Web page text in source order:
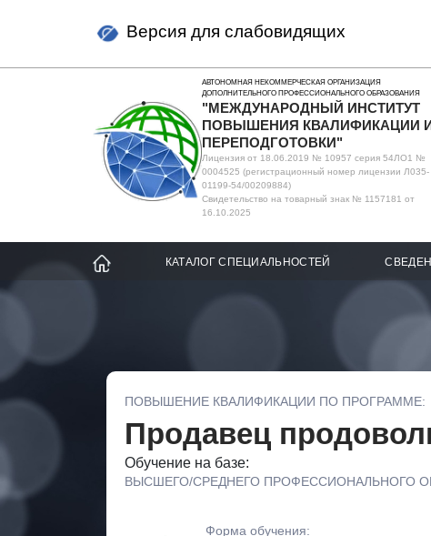
Версия для слабовидящих
АВТОНОМНАЯ НЕКОММЕРЧЕСКАЯ ОРГАНИЗАЦИЯ
ДОПОЛНИТЕЛЬНОГО ПРОФЕССИОНАЛЬНОГО ОБРАЗОВАНИЯ
"МЕЖДУНАРОДНЫЙ ИНСТИТУТ
ПОВЫШЕНИЯ КВАЛИФИКАЦИИ И
ПЕРЕПОДГОТОВКИ"
Лицензия от 18.06.2019 № 10957 серия 54ЛО1 №
0004525 (регистрационный номер лицензии Л035-
01199-54/00209884)
Свидетельство на товарный знак № 1157181 от
16.10.2025
КАТАЛОГ СПЕЦИАЛЬНОСТЕЙ
ПОВЫШЕНИЕ КВАЛИФИКАЦИИ ПО ПРОГРАММЕ:
Продавец
Обучение на базе:
ВЫСШЕГО/СРЕДНЕГО ПРОФЕССИОНАЛЬНОГО
Форма обучения: